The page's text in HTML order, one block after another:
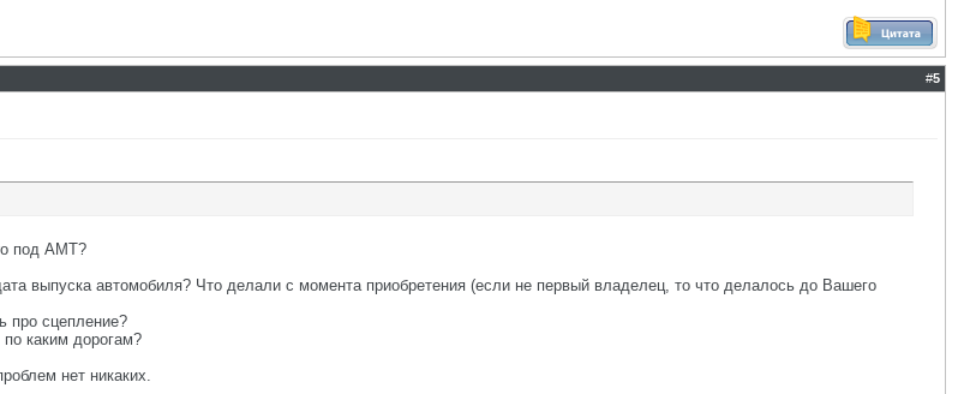
#5
под АМТ?
выпуска автомобиля? Что делали с момента приобретения (если не первый владелец, то что делалось до Вашего
про сцепление?
каким дорогам?
нет никаких.